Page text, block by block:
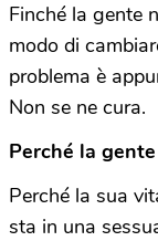
Finché la gente
modo di
problema è
Non se ne cura.
Perché la
Perché la sua
sta in una